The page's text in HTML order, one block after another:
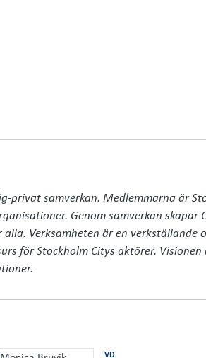
privat samverkan. Medlemmarna är
Genom samverkan skapar
Verksamheten är en verkställande
för Stockholm Citys aktörer.
VD